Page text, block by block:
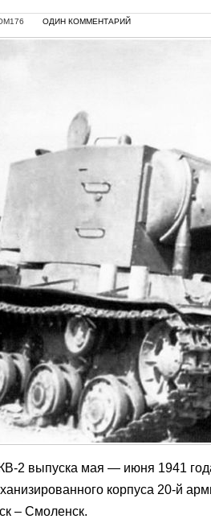
ОДИН КОММЕНТАРИЙ
2 выпуска мая — июня 1941
корпуса 20-й
– Смоленск.